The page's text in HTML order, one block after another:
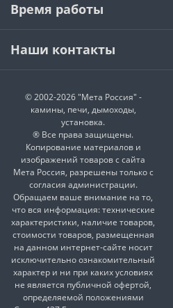
Время работы
Наши контакты
© 2002-2026 "Мета Россия" -
камины, печи, дымоходы,
установка.
® Все права защищены.
Копирование материалов и
изображений товаров с сайта
Мета Россия, разрешены только с
согласия администрации.
Обращаем ваше внимание на то,
что вся информация: технические
характеристики, наличие товаров,
стоимости товаров, размещенная
на данном интернет-сайте носит
исключительно ознакомительный
характер и ни при каких условиях
не является публичной офертой,
определяемой положениями